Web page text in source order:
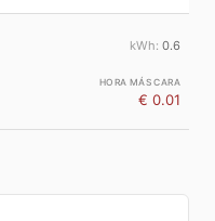
0.6
€ 0.01